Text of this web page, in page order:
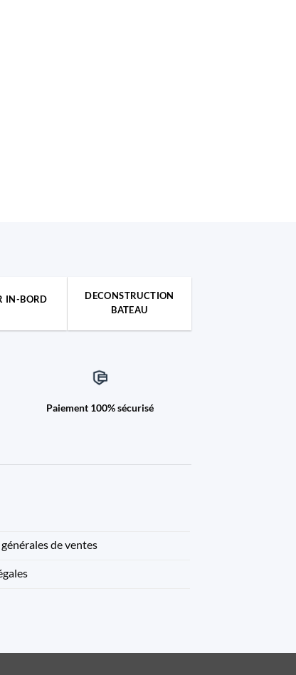
IN-BORD
DECONSTRUCTION
BATEAU
Paiement 100% sécurisé
de ventes